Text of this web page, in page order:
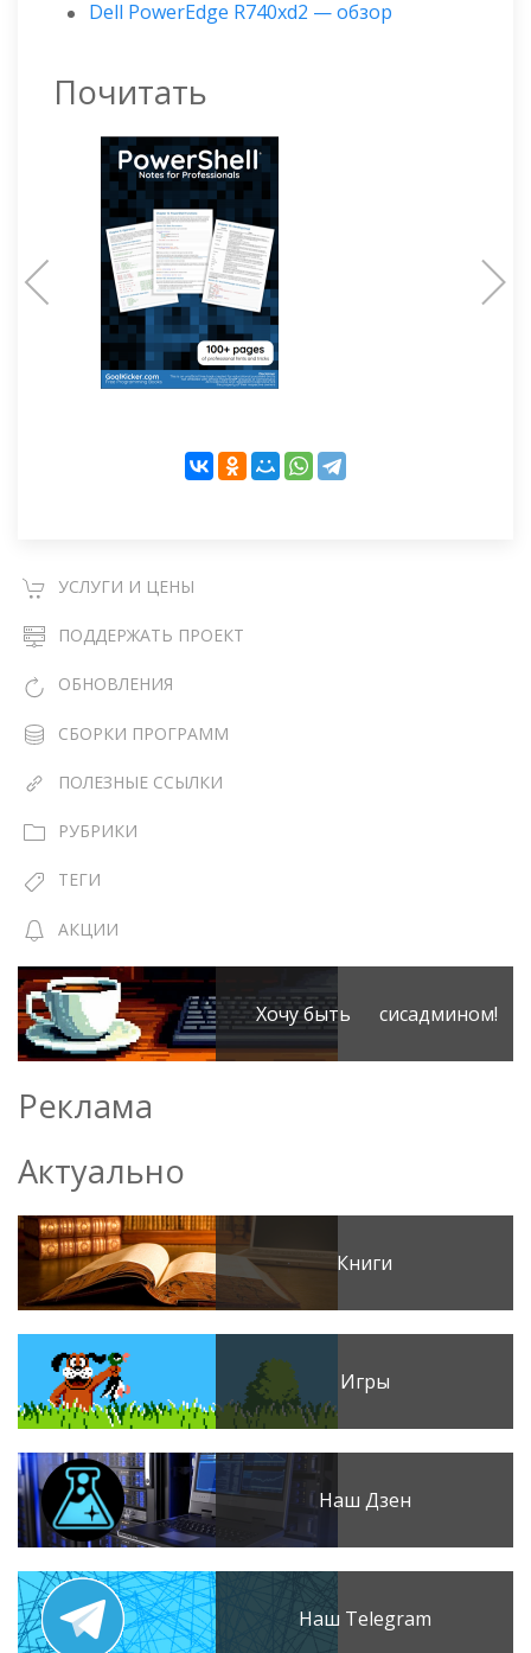
Dell PowerEdge R740xd2 — обзор
Почитать
УСЛУГИ И ЦЕНЫ
ПОДДЕРЖАТЬ ПРОЕКТ
ОБНОВЛЕНИЯ
СБОРКИ ПРОГРАММ
ПОЛЕЗНЫЕ ССЫЛКИ
РУБРИКИ
ТЕГИ
АКЦИИ
Хочу быть сисадмином!
Реклама
Актуально
Книги
Игры
Наш Дзен
Наш Telegram